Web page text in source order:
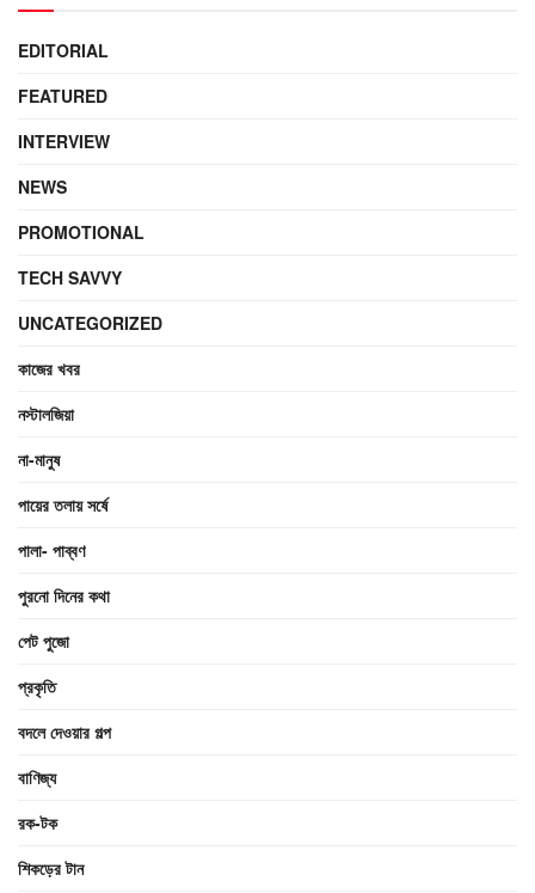
EDITORIAL
FEATURED
INTERVIEW
NEWS
PROMOTIONAL
TECH SAVVY
UNCATEGORIZED
কাজের খবর
নস্টালজিয়া
না-মানুষ
পায়ের তলায় সর্ষে
পালা- পাব্বণ
পুরনো দিনের কথা
পেট পুজো
প্রকৃতি
বদলে দেওয়ার গল্প
বাণিজ্য
রক-টক
শিকড়ের টান